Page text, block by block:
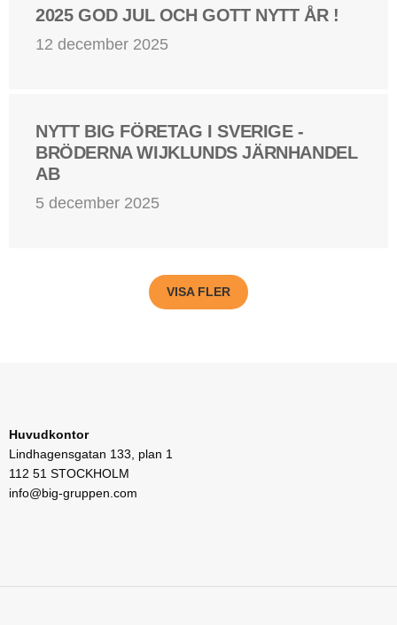
2025 GOD JUL OCH GOTT NYTT ÅR !
12 december 2025
NYTT BIG FÖRETAG I SVERIGE -
BRÖDERNA WIJKLUNDS JÄRNHANDEL
AB
5 december 2025
VISA FLER
Huvudkontor
Lindhagensgatan 133, plan 1
112 51 STOCKHOLM
info@big-gruppen.com